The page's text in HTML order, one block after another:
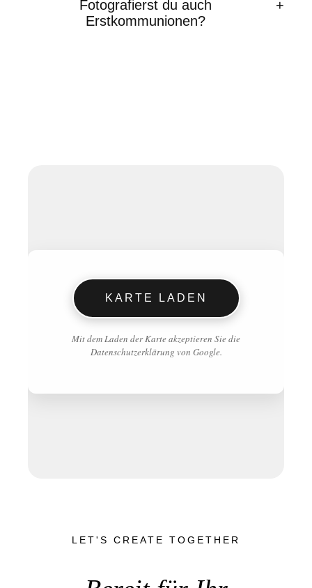
Fotografierst du auch
Erstkommunionen?
KARTE LADEN
Mit dem Laden der Karte akzeptieren Sie die
Datenschutzerklärung von Google.
LET'S CREATE TOGETHER